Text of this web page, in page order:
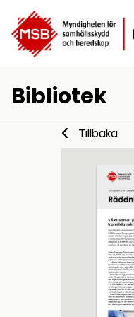
Bibliotek
Tillbaka